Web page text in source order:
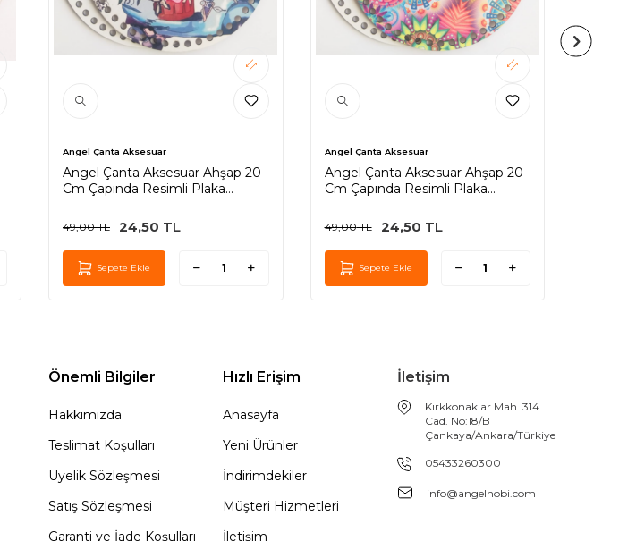
Angel Çanta Aksesuar
Angel Çanta Aksesuar Ahşap 20
Cm Çapında Resimli Plaka
49,00TL 24,50 TL
Sepete Ekle
Angel Çanta Aksesuar
Angel Çanta Aksesuar Ahşap 20
Cm Çapında Resimli Plaka
49,00TL 24,50 TL
Sepete Ekle
Önemli Bilgiler
Hakkımızda
Teslimat Koşulları
Üyelik Sözleşmesi
Satış Sözleşmesi
Garanti ve İade Koşulları
Hızlı Erişim
Anasayfa
Yeni Ürünler
İndirimdekiler
Müşteri Hizmetleri
İletişim
İletişim
Kırkkonaklar Mah. 314
Cad. No:18/B
Çankaya/Ankara/Türkiye
05433260300
info@angelhobi.com